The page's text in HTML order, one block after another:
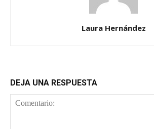
Laura Hernández
DEJA UNA RESPUESTA